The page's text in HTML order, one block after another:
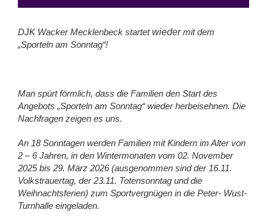
DJK Wacker Mecklenbeck startetwiedermit dem
„Sporteln am Sonntag“!
Man spürt förmlich, dass die Familien den Start des
Angebots „Sporteln am Sonntag“ wieder herbeisehnen. Die
Nachfragen zeigen es uns.
An 18 Sonntagen werden Familien mit Kindern im Alter von
2 – 6 Jahren, in den Wintermonaten vom 02. November
2025 bis 29. März 2026 (ausgenommen sind der 16.11.
Volkstrauertag, der 23.11. Totensonntag und die
Weihnachtsferien) zum Sportvergnügen in die Peter- Wust-
Turnhalle eingeladen.